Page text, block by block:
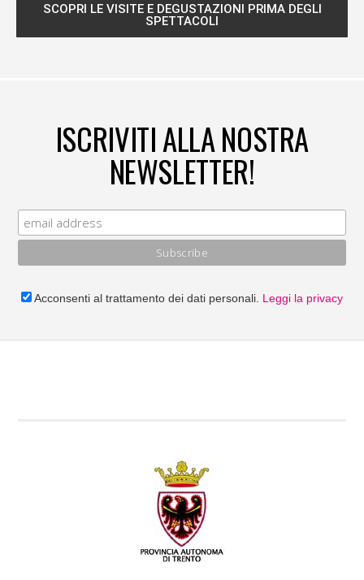
SCOPRI LE VISITE E DEGUSTAZIONI PRIMA DEGLI
SPETTACOLI
ISCRIVITI ALLA NOSTRA
NEWSLETTER!
Acconsenti al trattamento dei dati personali. Leggi la privacy